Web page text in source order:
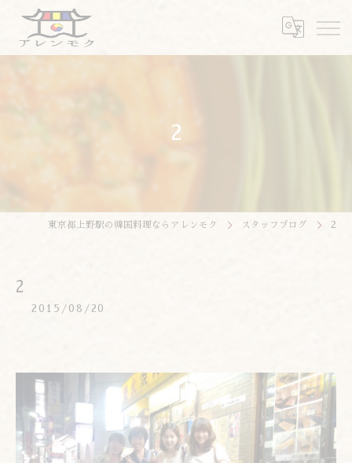
2
東京都上野駅の韓国料理ならアレンモク スタッフブログ 2
2
2015/08/20